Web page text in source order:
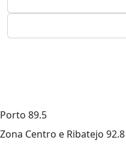
Porto 89.5
Zona Centro e Ribatejo 92.8